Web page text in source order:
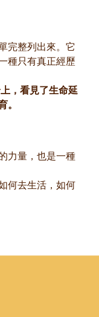
完整列出來。它
種只有真正經歷
，看見了生命延
。
力量，也是一種
何去生活，如何